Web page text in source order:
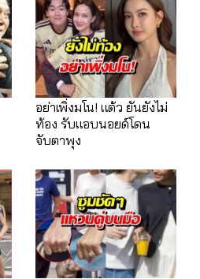
อย่าเพิ่งมโน! แต้ว ยันยังไม่
ท้อง รับแอบนอยด์โดน
จับตาพุง